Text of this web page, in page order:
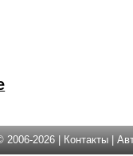
2006-2026 | Контакты |